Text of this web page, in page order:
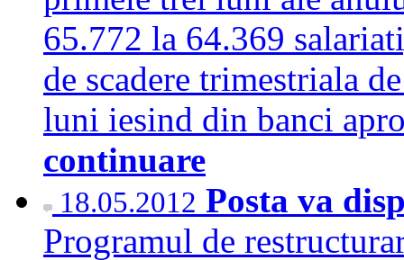
65.772 la 64.369
de scadere trimestriala
luni iesind din banci
continuare
18.05.2012 Posta va
Programul de